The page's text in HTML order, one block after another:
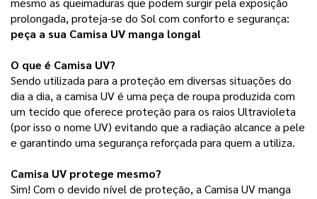
peça a sua Camisa UV manga longa!
O que é Camisa UV?
Sendo utilizada para a proteção em diversas situações do
dia a dia, a camisa UV é uma peça de roupa produzida com
um tecido que oferece proteção para os raios Ultravioleta
(por isso o nome UV) evitando que a radiação alcance a pele
e garantindo uma segurança reforçada para quem a utiliza.
Camisa UV protege mesmo?
Sim! Com o devido nível de proteção, a Camisa UV manga